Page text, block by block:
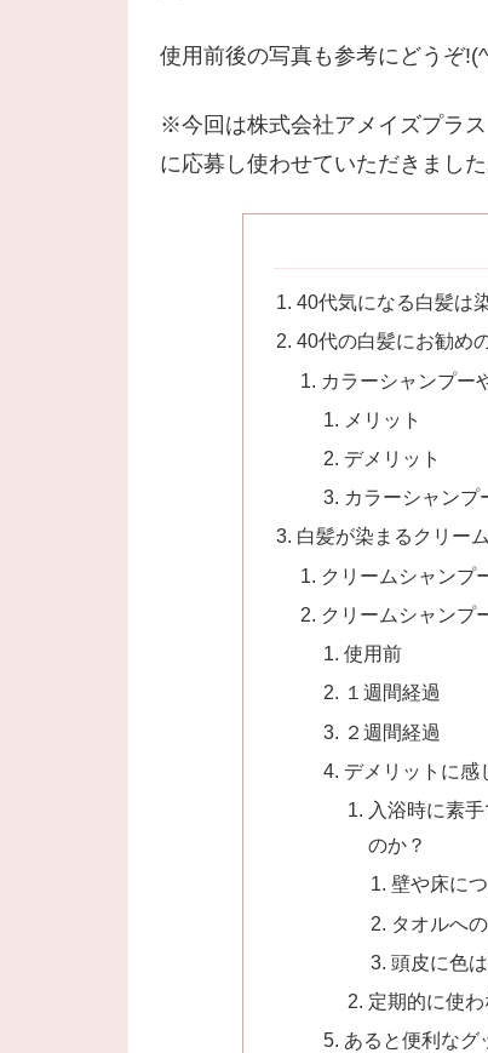
使用前後の写真も参考にどうぞ
※今回は株式会社アメイズプラ
に応募し使わせていただきました
40代気になる白髪は
40代の白髪にお勧め
カラーシャンプー
メリット
デメリット
カラーシャンプ
白髪が染まるクリー
クリームシャンプ
クリームシャンプ
使用前
１週間経過
２週間経過
デメリットに感
入浴時に素
のか？
壁や床に
タオルへ
頭皮に色
定期的に使
あると便利なグ